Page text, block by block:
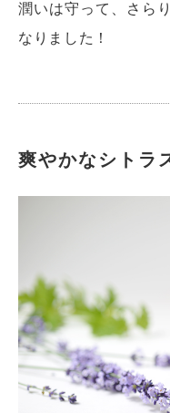
潤いは守って、さら
なりました！
爽やかなシトラ